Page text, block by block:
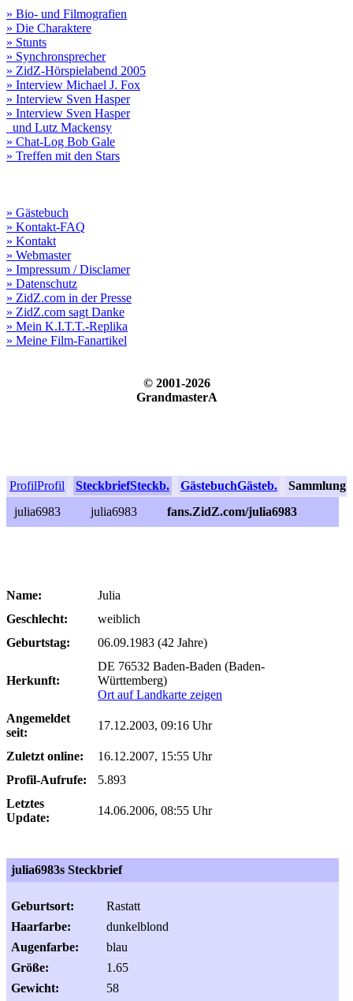
» Bio- und Filmografien
» Die Charaktere
» Stunts
» Synchronsprecher
» ZidZ-Hörspielabend 2005
» Interview Michael J. Fox
» Interview Sven Hasper
» Interview Sven Hasper
und Lutz Mackensy
» Chat-Log Bob Gale
» Treffen mit den Stars
» Gästebuch
» Kontakt-FAQ
» Kontakt
» Webmaster
» Impressum / Disclamer
» Datenschutz
» ZidZ.com in der Presse
» ZidZ.com sagt Danke
» Mein K.I.T.T.-Replika
» Meine Film-Fanartikel
© 2001-2026
GrandmasterA
ProfilProfil SteckbriefSteckb. GästebuchGästeb. Sammlung
julia6983
julia6983 fans.ZidZ.com/julia6983
Name:
Julia
Geschlecht:
weiblich
Geburtstag:
06.09.1983 (42 Jahre)
Herkunft:
DE 76532 Baden-Baden (Baden-
Württemberg)
Ort auf Landkarte zeigen
Angemeldet
seit:
17.12.2003, 09:16 Uhr
Zuletzt online:
16.12.2007, 15:55 Uhr
Profil-Aufrufe:
5.893
Letztes
Update:
14.06.2006, 08:55 Uhr
julia6983s Steckbrief
Geburtsort:
Rastatt
Haarfarbe:
dunkelblond
Augenfarbe:
blau
Größe:
1.65
Gewicht:
58